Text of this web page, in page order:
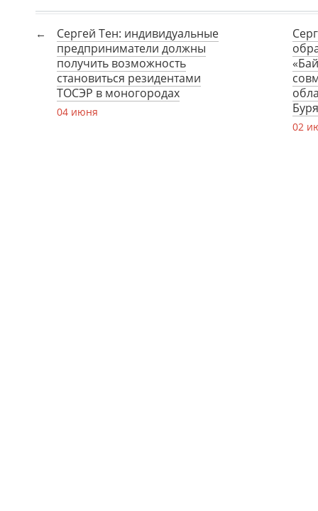
Сергей Тен: индивидуальные
предприниматели должны
получить возможность
становиться резидентами
ТОСЭР в моногородах
04 июня
02